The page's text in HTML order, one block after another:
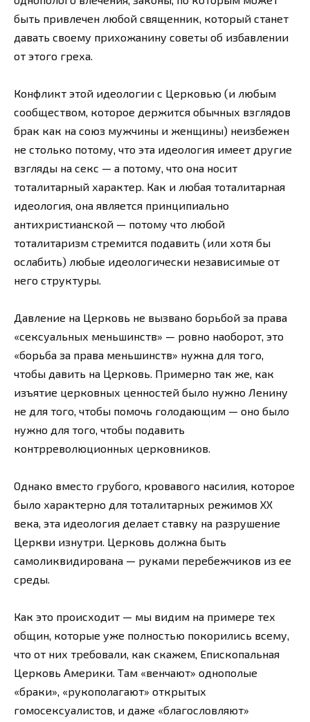
быть привлечен любой священник, который станет
давать своему прихожанину советы об избавлении
от этого греха.
Конфликт этой идеологии с Церковью (и любым
сообществом, которое держится обычных взглядов
брак как на союз мужчины и женщины) неизбежен
не столько потому, что эта идеология имеет другие
взгляды на секс — а потому, что она носит
тоталитарный характер. Как и любая тоталитарная
идеология, она является принципиально
антихристианской — потому что любой
тоталитаризм стремится подавить (или хотя бы
ослабить) любые идеологически независимые от
него структуры.
Давление на Церковь не вызвано борьбой за права
«сексуальных меньшинств» — ровно наоборот, это
«борьба за права меньшинств» нужна для того,
чтобы давить на Церковь. Примерно так же, как
изъятие церковных ценностей было нужно Ленину
не для того, чтобы помочь голодающим — оно было
нужно для того, чтобы подавить
контрреволюционных церковников.
Однако вместо грубого, кровавого насилия, которое
было характерно для тоталитарных режимов ХХ
века, эта идеология делает ставку на разрушение
Церкви изнутри. Церковь должна быть
самоликвидирована — руками перебежчиков из ее
среды.
Как это происходит — мы видим на примере тех
общин, которые уже полностью покорились всему,
что от них требовали, как скажем, Епископальная
Церковь Америки. Там «венчают» однополые
«браки», «рукополагают» открытых
гомосексуалистов, и даже «благословляют»